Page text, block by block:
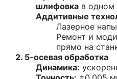
шлифовка в одном
Аддитивные
Лазерное
Ремонт и
прямо на
2. 5-осевая обработка
Динамика: